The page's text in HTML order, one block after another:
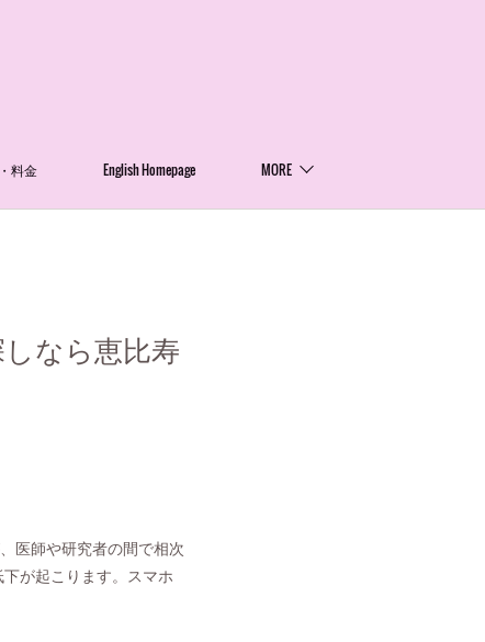
料金 English Homepage MORE
なら恵比寿
医師や研究者の間で相次
が起こります。スマホ